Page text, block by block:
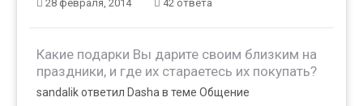
28 февраля, 2014 42 ответа
Какие подарки Вы дарите своим близким на
праздники, и где их стараетесь их покупать?
sandalik ответил Dasha в теме Общение